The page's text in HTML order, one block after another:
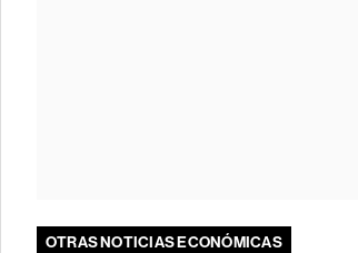
OTRAS NOTICIAS ECONÓMICAS